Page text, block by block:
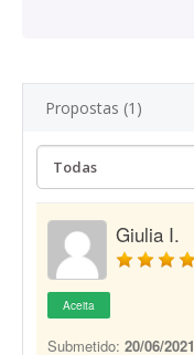
Propostas (1)
Giulia I.
Aceita
Submetido: 20/06/